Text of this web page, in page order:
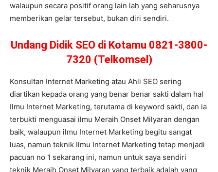
walaupun secara positif orang lain lah yang seharusnya
memberikan gelar tersebut, bukan diri sendiri.
Undang Didik SEO di Kotamu 0821-3800-
7320 (Telkomsel)
Konsultan Internet Marketing atau Ahli SEO sering
diartikan kepada orang yang benar benar sakti dalam hal
Ilmu Internet Marketing, terutama di keyword sakti, dan ia
terbukti menguasai ilmu Meraih Onset Milyaran dengan
baik, walaupun ilmu Internet Marketing begitu sangat
luas, namun teknik Ilmu Internet Marketing tetap menjadi
pacuan no 1 sekarang ini, namun untuk saya sendiri
teknik Meraih Onset Milyaran yang terbaik adalah yang